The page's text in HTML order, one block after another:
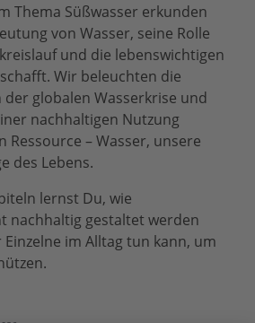
Thema Süßwasser erkunden
von Wasser, seine Rolle
und die lebenswichtigen
Wir beleuchten die
globalen Wasserkrise und
nachhaltigen Nutzung
– Wasser, unsere
des Lebens.
lernst Du, wie
nachhaltig gestaltet werden
im Alltag tun kann, um